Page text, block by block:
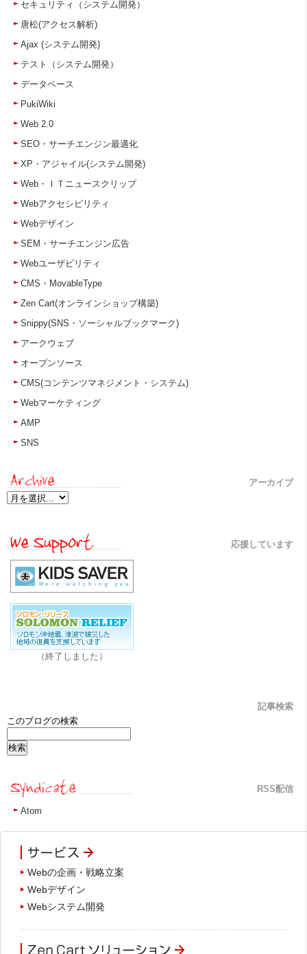
セキュリティ（システム開発）
唐松(アクセス解析)
Ajax (システム開発)
テスト（システム開発）
データベース
PukiWiki
Web 2.0
SEO・サーチエンジン最適化
XP・アジャイル(システム開発)
Web・ＩＴニュースクリップ
Webアクセシビリティ
Webデザイン
SEM・サーチエンジン広告
Webユーザビリティ
CMS・MovableType
Zen Cart(オンラインショップ構築)
Snippy(SNS・ソーシャルブックマーク)
アークウェブ
オープンソース
CMS(コンテンツマネジメント・システム)
Webマーケティング
AMP
SNS
アーカイブ
応援しています
（終了しました）
記事検索
このブログの検索
RSS配信
Atom
Webの企画・戦略立案
Webデザイン
Webシステム開発